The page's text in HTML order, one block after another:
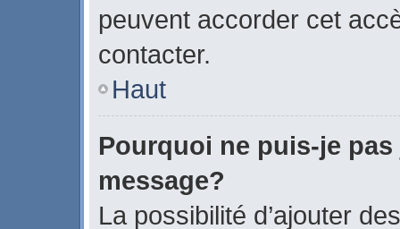
peuvent accorder cet
contacter.
Haut
Pourquoi ne puis-je
message?
La possibilité d’ajouter